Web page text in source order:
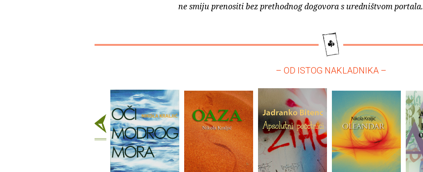
ne smiju prenositi bez prethodnog dogovora s uredništvom portala.
– OD ISTOG NAKLADNIKA –